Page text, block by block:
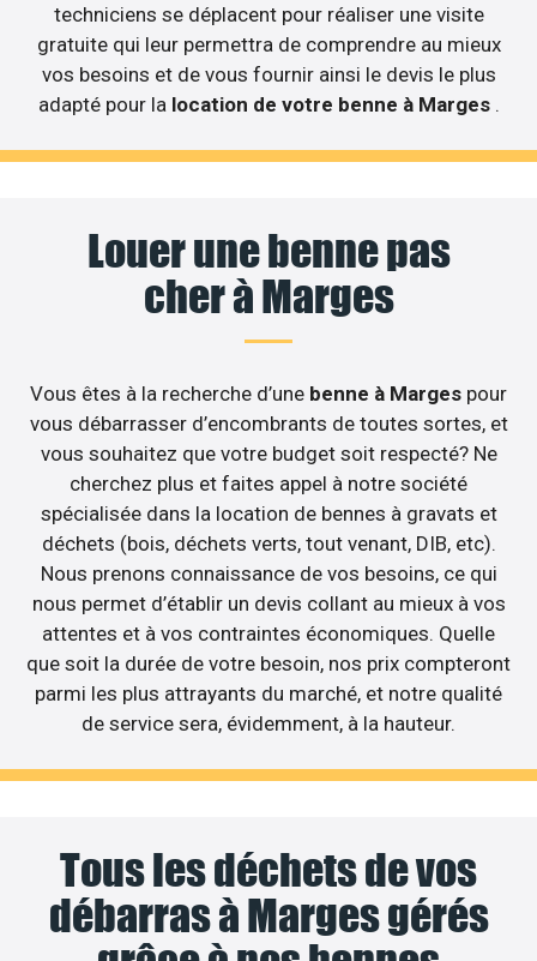
techniciens se déplacent pour réaliser une visite
gratuite qui leur permettra de comprendre au mieux
vos besoins et de vous fournir ainsi le devis le plus
adapté pour la location de votre benne à Marges .
Louer une benne pas
cher à Marges
Vous êtes à la recherche d’une benne à Marges pour
vous débarrasser d’encombrants de toutes sortes, et
vous souhaitez que votre budget soit respecté? Ne
cherchez plus et faites appel à notre société
spécialisée dans la location de bennes à gravats et
déchets (bois, déchets verts, tout venant, DIB, etc).
Nous prenons connaissance de vos besoins, ce qui
nous permet d’établir un devis collant au mieux à vos
attentes et à vos contraintes économiques. Quelle
que soit la durée de votre besoin, nos prix compteront
parmi les plus attrayants du marché, et notre qualité
de service sera, évidemment, à la hauteur.
Tous les déchets de vos
débarras à Marges gérés